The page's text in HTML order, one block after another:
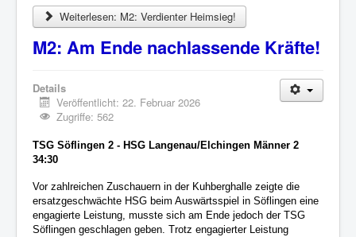
Weiterlesen: M2: Verdienter Heimsieg!
M2: Am Ende nachlassende Kräfte!
Details
Veröffentlicht: 22. Februar 2026
Zugriffe: 562
TSG Söflingen 2 - HSG Langenau/Elchingen Männer 2
34:30
Vor zahlreichen Zuschauern in der Kuhberghalle zeigte die
ersatzgeschwächte HSG beim Auswärtsspiel in Söflingen eine
engagierte Leistung, musste sich am Ende jedoch der TSG
Söflingen geschlagen geben. Trotz engagierter Leistung